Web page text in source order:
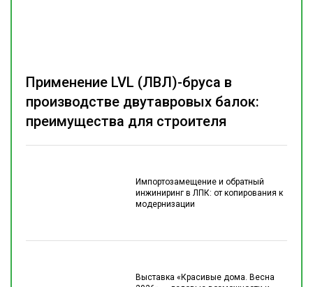
Импортозамещение и обратный
инжиниринг в ЛПК: от копирования к
модернизации
Выставка «Красивые дома. Весна
Применение LVL (ЛВЛ)-бруса в
производстве двутавровых балок:
преимущества для строителя